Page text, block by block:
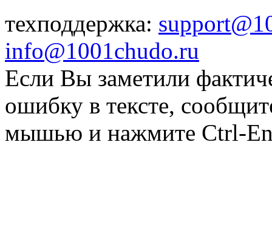
техподдержка:
info@1001chudo.ru
Если Вы заметили
ошибку в тексте,
мышью и нажмите Ctrl-